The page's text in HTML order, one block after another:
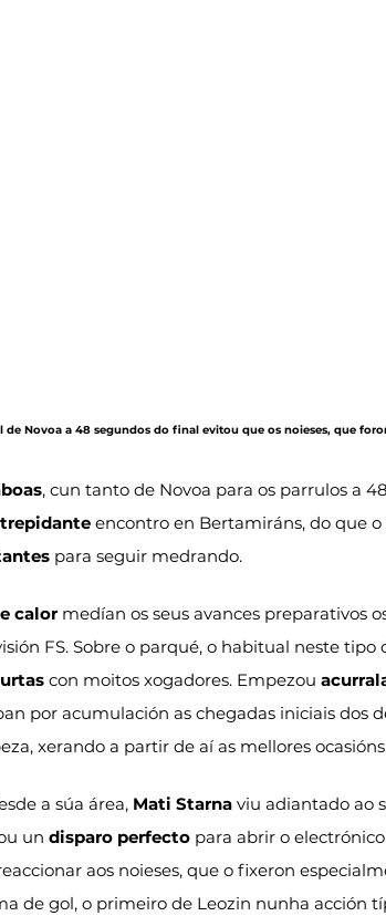
de Novoa a 48 segundos do final evitou que os noieses, que
, cun tanto de Novoa para os parrulos a
trepidante encontro en Bertamiráns, do que o
para seguir medrando.
calor medían os seus avances preparativos
FS. Sobre o parqué, o habitual neste tipo
con moitos xogadores. Empezou
por acumulación as chegadas iniciais dos
xerando a partir de aí as mellores ocasións.
a súa área, Mati Starna viu adiantado ao
un disparo perfecto para abrir o
aos noieses, que o fixeron
de gol, o primeiro de Leozin nunha acción